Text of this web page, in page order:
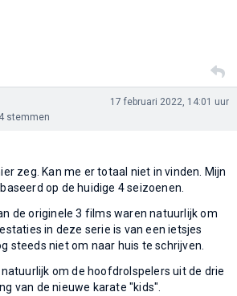
stemmen
17 februari 2022, 14:01 uur
zeg. Kan me er totaal niet in vinden. Mijn
op de huidige 4 seizoenen.
de originele 3 films waren natuurlijk om
in deze serie is van een ietsjes
steeds niet om naar huis te schrijven.
om de hoofdrolspelers uit de drie
van de nieuwe karate "kids".